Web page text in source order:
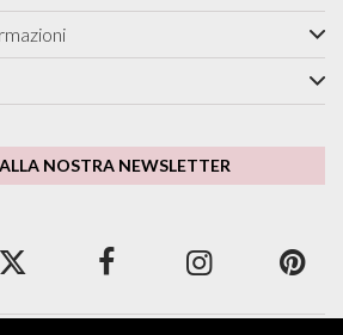
NOSTRA NEWSLETTER